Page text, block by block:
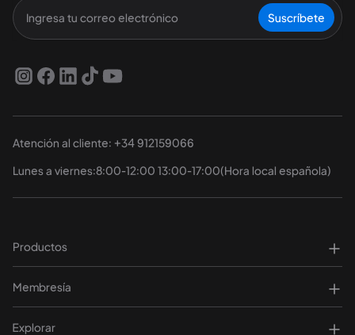
Suscríbete
Atención al cliente: +34 912159066
Lunes a viernes:8:00-12:00 13:00-17:00(Hora local española)
Productos
Membresía
Explorar